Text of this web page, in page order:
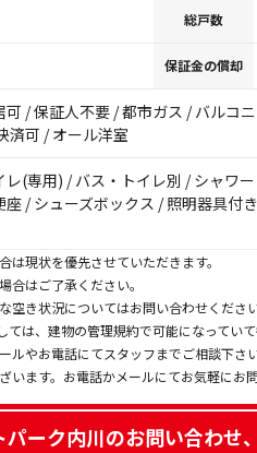
総戸数
保証金の償却
可 / 保証人不要 / 都市ガス / バルコ
済可 / オール洋室
レ(専用) / バス・トイレ別 / シャワ
座 / シューズボックス / 照明器具付
現状を優先させていただきます。
はご了承ください。
き状況についてはお問い合わせください
は、建物の管理規約で可能になってい
ルやお電話にてスタッフまでご相談下さい
ます。お電話かメールにてお気軽にお問
パーク内川のお問い合わせ